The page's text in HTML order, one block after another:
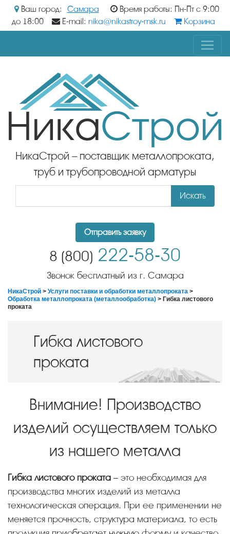
Ваш город: Самара
Время работы: Пн-Пт с 9:00
до 18:00
E-mail: nika@nikastroy-msk.ru Корзина
НикаСтрой – поставщик металлопроката,
труб и трубопроводной арматуры
Искать
Отправить заявку
8 (800) 222-58-30
Звонок бесплатный из г. Самара
НикаСтрой > Услуги поставки и обработки металлопроката >
Обработка металлопроката (металлообработка) > Гибка листового
проката
Гибка листового
проката
Внимание! Производство
изделий осуществляем только
из нашего металла
Гибка листового проката – это необходимая для
производства многих изделий из металла
технологическая операция. При ее применении не
меняется прочность, структура материала, то есть